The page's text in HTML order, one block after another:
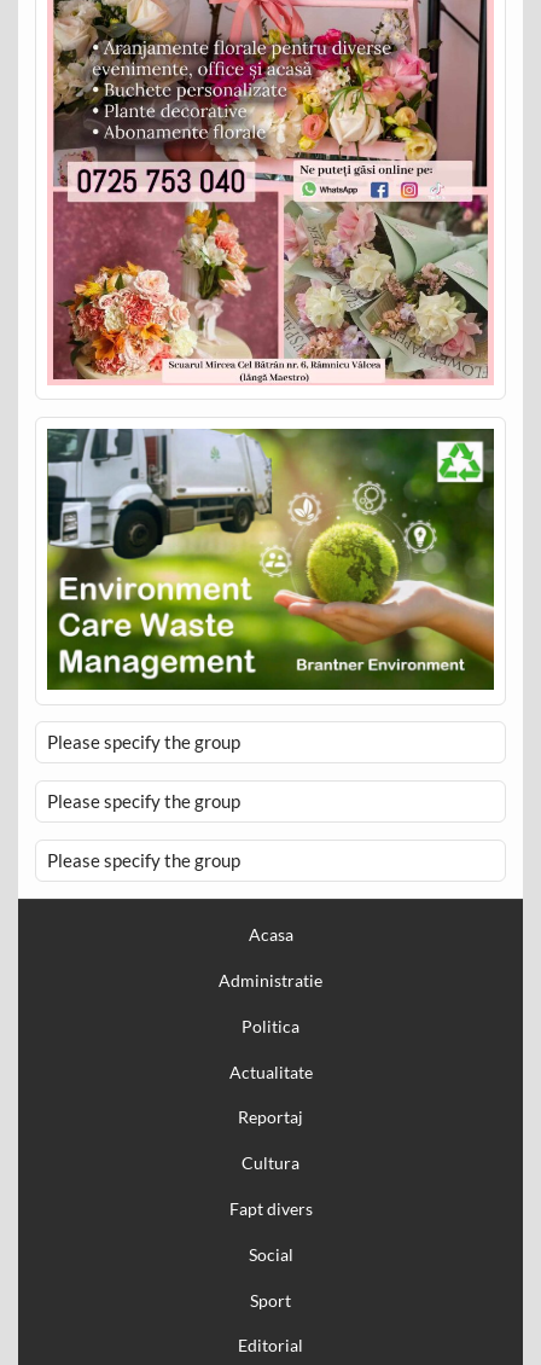
Please specify the group
Please specify the group
Please specify the group
Acasa
Administratie
Politica
Actualitate
Reportaj
Cultura
Fapt divers
Social
Sport
Editorial